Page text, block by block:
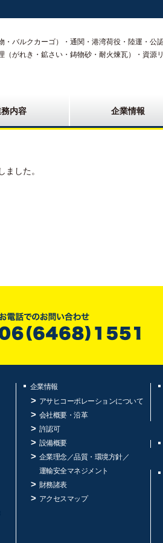
・バルクカーゴ）・通関・港湾荷役・陸運・公
（がれき・鉱さい・鋳物砂・耐火煉瓦）・資源
内容 企業情報
ました。
企業情報
アサヒコーポレーションについて
会社概要・沿革
許認可
設備概要
企業理念／品質・環境方針／
運輸安全マネジメント
財務諸表
アクセスマップ